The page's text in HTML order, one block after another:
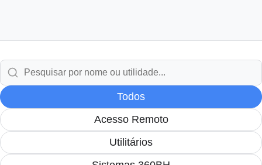
Todos
Acesso Remoto
Utilitários